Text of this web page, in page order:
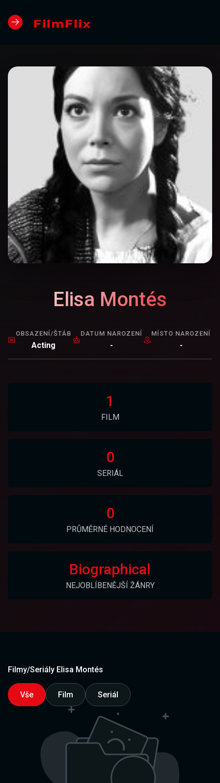
Elisa Montés
OBSAZENÍ/ŠTÁB
Acting
DATUM NAROZENÍ
-
MÍSTO NAROZENÍ
-
1
FILM
0
SERIÁL
0
PRŮMĚRNÉ HODNOCENÍ
Biographical
NEJOBLÍBENĚJŠÍ ŽÁNRY
Filmy/Seriály Elisa Montés
Vše Film Seriál